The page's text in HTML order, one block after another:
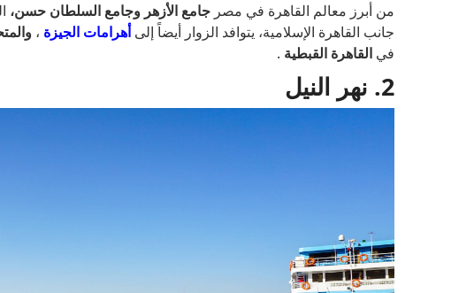
من أبرز معالم القاهرة في مصر جامع الأزهر وجامع السلطان حسن،
جانب القاهرة الإسلامية، يتوافد الزوار أيضاً إلىأهرامات الجيزة ،
في القاهرة القبطية .
2. نهر النيل